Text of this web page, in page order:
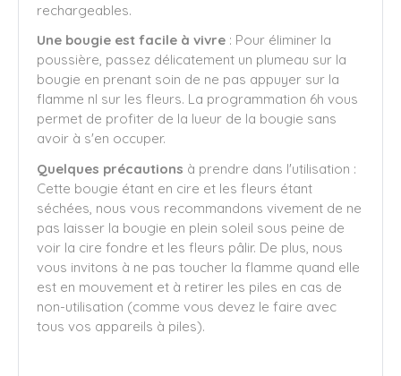
rechargeables.
Une bougie est facile à vivre : Pour éliminer la
poussière, passez délicatement un plumeau sur la
bougie en prenant soin de ne pas appuyer sur la
flamme nI sur les fleurs. La programmation 6h vous
permet de profiter de la lueur de la bougie sans
avoir à s'en occuper.
Quelques précautions à prendre dans l'utilisation :
Cette bougie étant en cire et les fleurs étant
séchées, nous vous recommandons vivement de ne
pas laisser la bougie en plein soleil sous peine de
voir la cire fondre et les fleurs pâlir. De plus, nous
vous invitons à ne pas toucher la flamme quand elle
est en mouvement et à retirer les piles en cas de
non-utilisation (comme vous devez le faire avec
tous vos appareils à piles).